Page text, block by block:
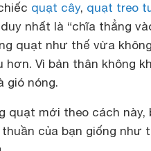
quạt cây, quạt treo
nhất là “chĩa thẳng
quạt như thế vừa
hơn. Vì bản thân không
gió nóng.
quạt mới theo cách
của bạn giống như